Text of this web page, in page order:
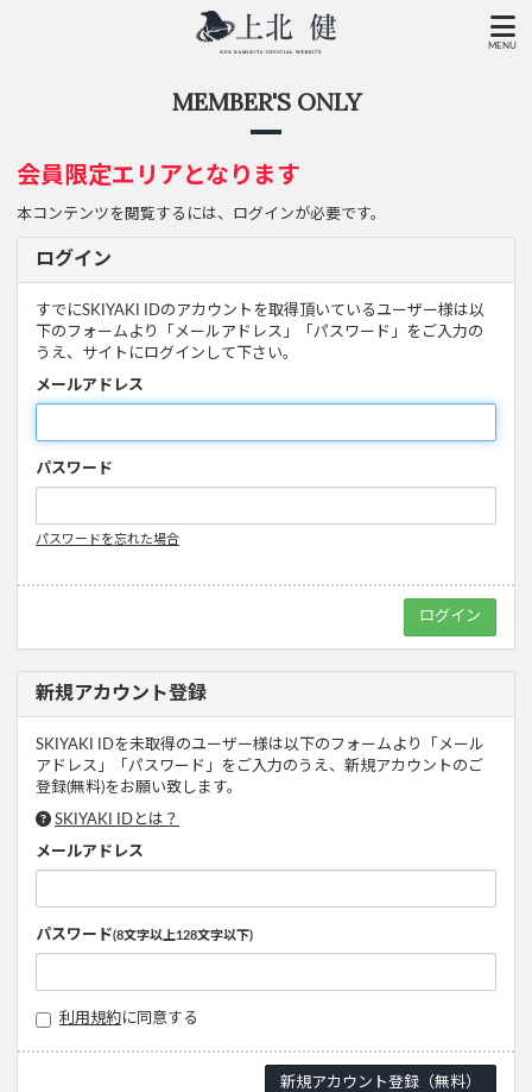
MENU
MEMBER'S ONLY
会員限定エリアとなります
本コンテンツを閲覧するには、ログインが必要です。
ログイン
すでにSKIYAKI IDのアカウントを取得頂いているユーザー様は以
下のフォームより「メールアドレス」「パスワード」をご入力の
うえ、サイトにログインして下さい。
メールアドレス
パスワード
パスワードを忘れた場合
新規アカウント登録
SKIYAKI IDを未取得のユーザー様は以下のフォームより「メール
アドレス」「パスワード」をご入力のうえ、新規アカウントのご
登録(無料)をお願い致します。
SKIYAKI IDとは？
メールアドレス
パスワード(8文字以上128文字以下)
利用規約に同意する